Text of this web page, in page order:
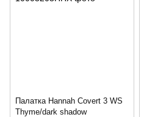
Палатка Hannah Covert 3 WS
Thyme/dark shadow